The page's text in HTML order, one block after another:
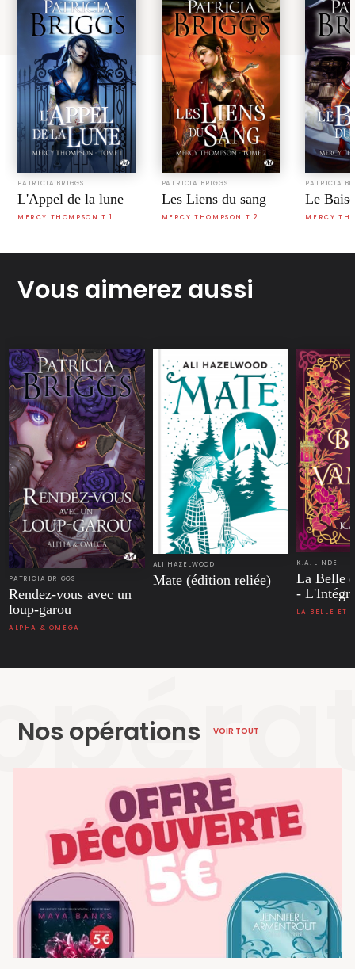
PATRICIA BRIGGS
L'Appel de la lune
MERCY THOMPSON T.1
PATRICIA BRIGGS
Les Liens du sang
MERCY THOMPSON T.2
PATRICIA
Le
MERCY
Vous aimerez aussi
PATRICIA BRIGGS
Rendez-vous avec un
loup-garou
ALPHA & OMEGA
ALI HAZELWOOD
Mate (édition reliée)
K.A. LINDE
La Belle
-
LA BELLE ET
Nos opérations VOIR TOUT